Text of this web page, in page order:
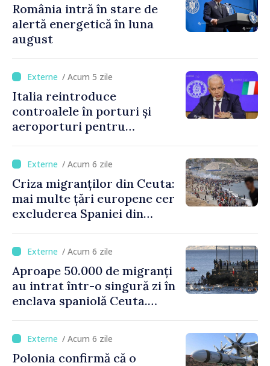
România intră în stare de
alertă energetică în luna
august
/ Acum 5 zile
Italia reintroduce
controalele în porturi și
aeroporturi pentru
crizei migranților din Ceuta
/ Acum 6 zile
Criza migranților din Ceuta:
mai multe țări europene cer
excluderea Spaniei din
/ Acum 6 zile
Aproape 50.000 de migranți
au intrat într-o singură zi în
enclava spaniolă Ceuta.
Schengen cu Spania
/ Acum 6 zile
Polonia confirmă că o